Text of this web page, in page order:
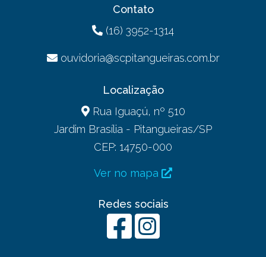
Contato
(16) 3952-1314
ouvidoria@scpitangueiras.com.br
Localização
Rua Iguaçú, nº 510
Jardim Brasília - Pitangueiras/SP
CEP: 14750-000
Ver no mapa
Redes sociais